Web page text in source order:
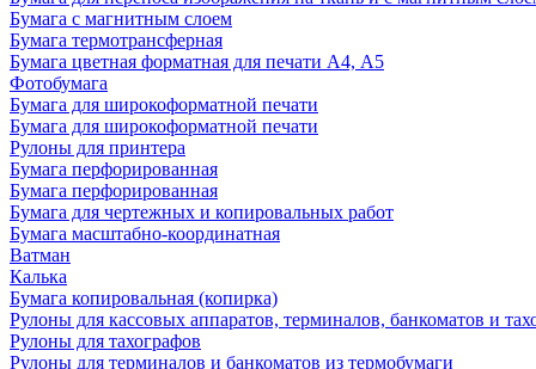
Бумага с магнитным слоем
Бумага термотрансферная
Бумага цветная форматная для печати А4, А5
Фотобумага
Бумага для широкоформатной печати
Бумага для широкоформатной печати
Рулоны для принтера
Бумага перфорированная
Бумага перфорированная
Бумага для чертежных и копировальных работ
Бумага масштабно-координатная
Ватман
Калька
Бумага копировальная (копирка)
Рулоны для кассовых аппаратов, терминалов, банкоматов и
Рулоны для тахографов
Рулоны для терминалов и банкоматов из термобумаги